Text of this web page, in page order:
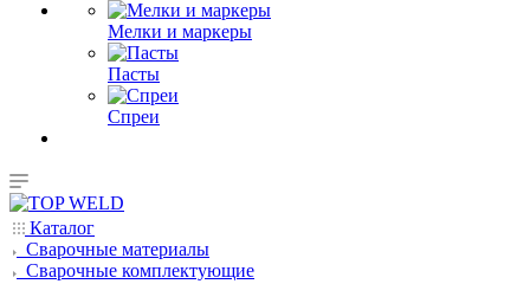
Мелки и маркеры
Пасты
Спреи
Каталог
Сварочные материалы
Сварочные комплектующие